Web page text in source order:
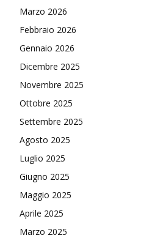
Marzo 2026
Febbraio 2026
Gennaio 2026
Dicembre 2025
Novembre 2025
Ottobre 2025
Settembre 2025
Agosto 2025
Luglio 2025
Giugno 2025
Maggio 2025
Aprile 2025
Marzo 2025